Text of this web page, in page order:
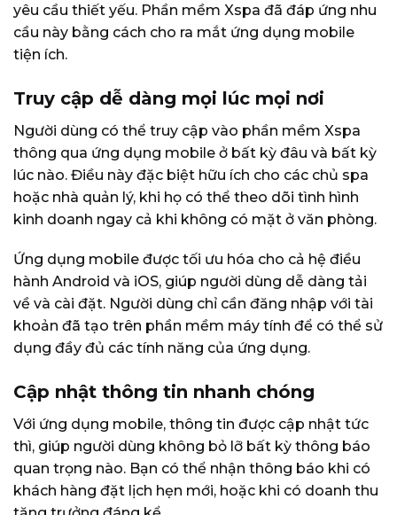
yêu cầu thiết yếu. Phần mềm Xspa đã đáp ứng nhu
cầu này bằng cách cho ra mắt ứng dụng mobile
tiện ích.
Truy cập dễ dàng mọi lúc mọi nơi
Người dùng có thể truy cập vào phần mềm Xspa
thông qua ứng dụng mobile ở bất kỳ đâu và bất kỳ
lúc nào. Điều này đặc biệt hữu ích cho các chủ spa
hoặc nhà quản lý, khi họ có thể theo dõi tình hình
kinh doanh ngay cả khi không có mặt ở văn phòng.
Ứng dụng mobile được tối ưu hóa cho cả hệ điều
hành Android và iOS, giúp người dùng dễ dàng tải
về và cài đặt. Người dùng chỉ cần đăng nhập với tài
khoản đã tạo trên phần mềm máy tính để có thể sử
dụng đầy đủ các tính năng của ứng dụng.
Cập nhật thông tin nhanh chóng
Với ứng dụng mobile, thông tin được cập nhật tức
thì, giúp người dùng không bỏ lỡ bất kỳ thông báo
quan trọng nào. Bạn có thể nhận thông báo khi có
khách hàng đặt lịch hẹn mới, hoặc khi có doanh thu